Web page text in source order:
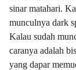
sinar matahari.
munculnya dark
Kalau sudah
caranya adalah
yang dapar